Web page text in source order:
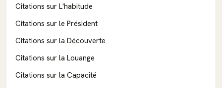
Citations sur L'habitude
Citations sur le Président
Citations sur la Découverte
Citations sur la Louange
Citations sur la Capacité